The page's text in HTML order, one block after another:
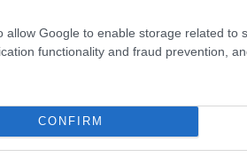
allow Google to enable storage related to
functionality and fraud prevention,
CONFIRM
250.016 ljudi.S prvim
in 59,6 odstotka starejših od
od 18 let (556.922) in 49,1